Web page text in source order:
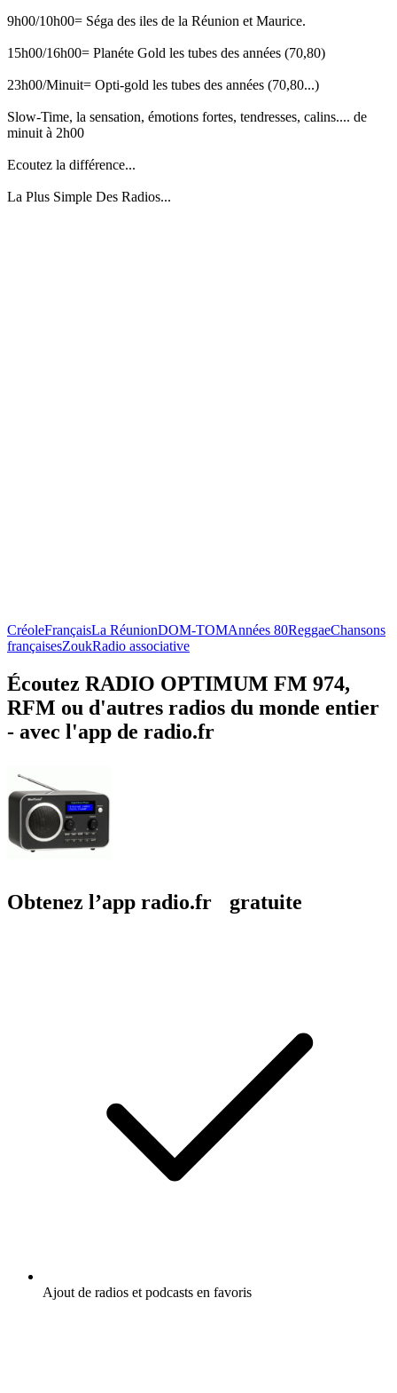
9h00/10h00= Séga des iles de la Réunion et Maurice.
15h00/16h00= Planéte Gold les tubes des années (70,80)
23h00/Minuit= Opti-gold les tubes des années (70,80...)
Slow-Time, la sensation, émotions fortes, tendresses, calins.... de
minuit à 2h00
Ecoutez la différence...
La Plus Simple Des Radios...
CréoleFrançaisLa RéunionDOM-TOMAnnées 80ReggaeChansons
françaisesZoukRadio associative
Écoutez RADIO OPTIMUM FM 974,
RFM ou d'autres radios du monde entier
- avec l'app de radio.fr
Obtenez l’app radio.fr gratuite
Ajout de radios et podcasts en favoris